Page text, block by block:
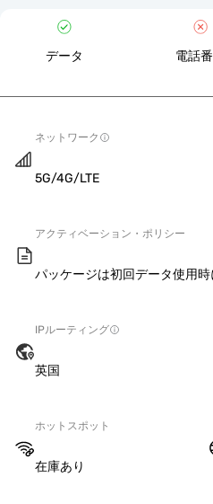
データ 電話
ネットワーク
5G/4G/LTE
アクティベーション・ポリシー
パッケージは初回データ使用時
IPルーティング
英国
ホットスポット
在庫あり